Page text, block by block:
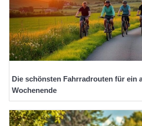
Die schönsten Fahrradrouten für ein
Wochenende